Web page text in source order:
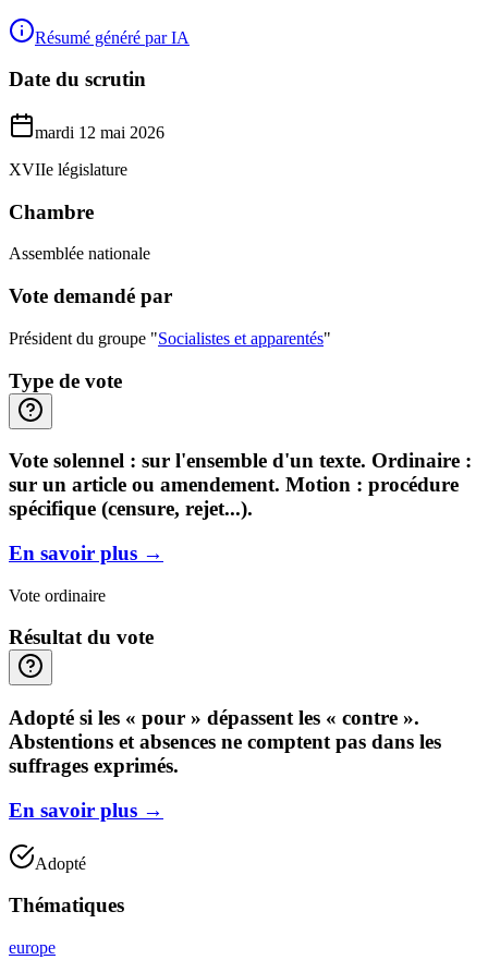
Résumé généré par IA
Date du scrutin
mardi 12 mai 2026
XVIIe législature
Chambre
Assemblée nationale
Vote demandé par
Président du groupe "Socialistes et apparentés"
Type de vote
Vote solennel : sur l'ensemble d'un texte. Ordinaire :
sur un article ou amendement. Motion : procédure
spécifique (censure, rejet...).
En savoir plus →
Vote ordinaire
Résultat du vote
Adopté si les « pour » dépassent les « contre ».
Abstentions et absences ne comptent pas dans les
suffrages exprimés.
En savoir plus →
Adopté
Thématiques
europe